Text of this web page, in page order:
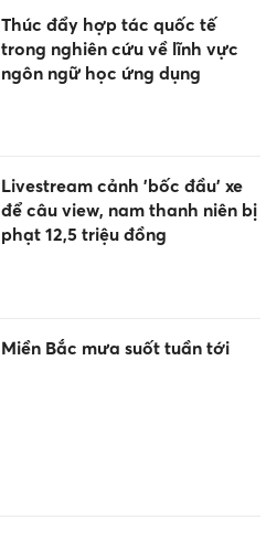
Thúc đẩy hợp tác quốc tế
trong nghiên cứu về lĩnh vực
ngôn ngữ học ứng dụng
Livestream cảnh 'bốc đầu' xe
để câu view, nam thanh niên bị
phạt 12,5 triệu đồng
Miền Bắc mưa suốt tuần tới